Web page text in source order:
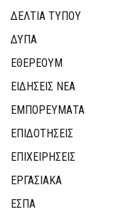
ΔΕΛΤΙΑ ΤΥΠΟΥ
ΔΥΠΑ
ΕΘΈΡΕΟΥΜ
ΕΙΔΗΣΕΙΣ ΝΕΑ
ΕΜΠΟΡΕΥΜΑΤΑ
ΕΠΙΔΟΤΗΣΕΙΣ
ΕΠΙΧΕΙΡΗΣΕΙΣ
ΕΡΓΑΣΙΑΚΑ
ΕΣΠΑ